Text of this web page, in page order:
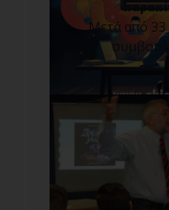
Μετά από 33